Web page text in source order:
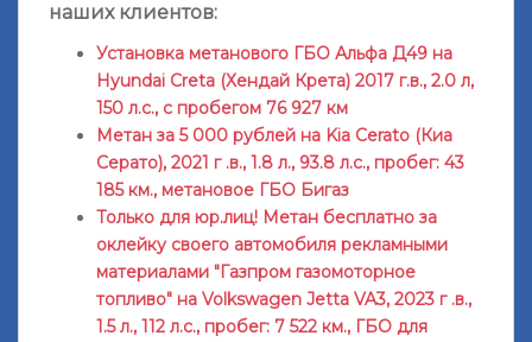
наших клиентов:
Установка метанового ГБО Альфа Д49 на
Hyundai Creta (Хендай Крета) 2017 г.в., 2.0 л,
150 л.с., с пробегом 76 927 км
Метан за 5 000 рублей на Kia Cerato (Киа
Серато), 2021 г .в., 1.8 л., 93.8 л.с., пробег: 43
185 км., метановое ГБО Бигаз
Только для юр.лиц! Метан бесплатно за
оклейку своего автомобиля рекламными
материалами "Газпром газомоторное
топливо" на Volkswagen Jetta VA3, 2023 г .в.,
1.5 л., 112 л.с., пробег: 7 522 км., ГБО для